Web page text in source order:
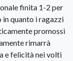
finita 1-2 per
in quanto i ragazzi
promossi
rimarrà
e felicità nei volti